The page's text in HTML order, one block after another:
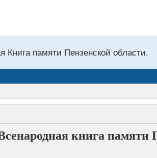
Книга памяти Пензенской области.
книга памяти